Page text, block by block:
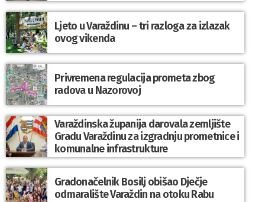
Ljeto u Varaždinu – tri razloga za izlazak
ovog vikenda
Privremena regulacija prometa zbog
radova u Nazorovoj
Varaždinska županija darovala zemljište
Gradu Varaždinu za izgradnju prometnice i
komunalne infrastrukture
Gradonačelnik Bosilj obišao Dječje
odmaralište Varaždin na otoku Rabu